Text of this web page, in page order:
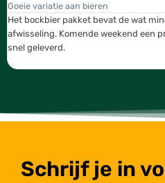
Goeie variatie aan bieren
Het bockbier pakket bevat de wat
afwisseling. Komende weekend een
snel geleverd.
Schrijf je in